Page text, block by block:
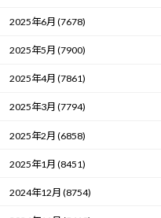
2025年6月 (7678)
2025年5月 (7900)
2025年4月 (7861)
2025年3月 (7794)
2025年2月 (6858)
2025年1月 (8451)
2024年12月 (8754)